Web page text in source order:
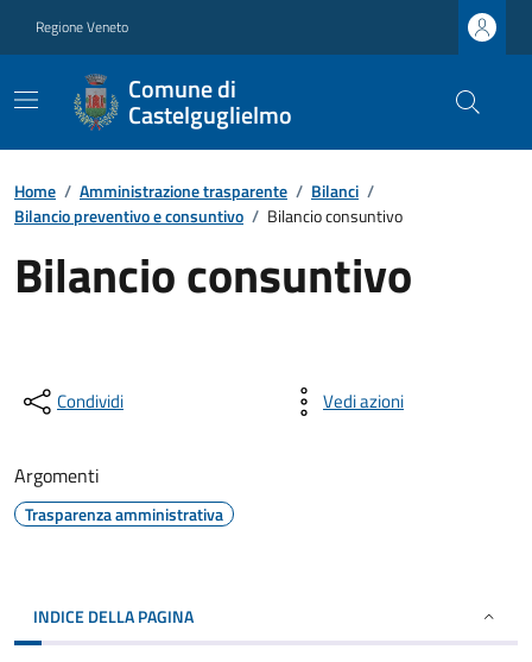
Regione Veneto
Comune di
Castelguglielmo
Home / Amministrazione trasparente / Bilanci /
Bilancio preventivo e consuntivo / Bilancio consuntivo
Bilancio consuntivo
Condividi Vedi azioni
Argomenti
Trasparenza amministrativa
INDICE DELLA PAGINA